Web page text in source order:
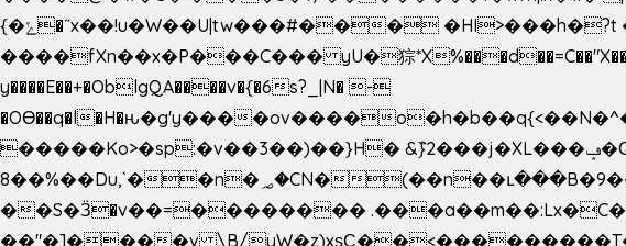
{�ݻ�˝x��!u�W��U|tw���#��� �HI>���h�?t �!���� �8v�l����\8��|�>��j��q8'��)�y�.����������5�!
����fXn��x�P���C��� yU�猔*X%���d��=C��"X����/
y����E��+�OblgQA����v�{�6s?_|N� -
�OƟ��q�l�H�ԋ�g'y����ov����
�����Ko>�sp:�v��3��)��}H� &݉}2���j�XL���ݡ�Ƈ���O@��Ɵ~'��
8��%��Du,`��n�؃�CN�(��n��ւ���B�9�� �)��wP�a~ ���Lܞ����aט�B�x�p�����+
��S�Ӟ�v��=��������
��"�]����v \B/